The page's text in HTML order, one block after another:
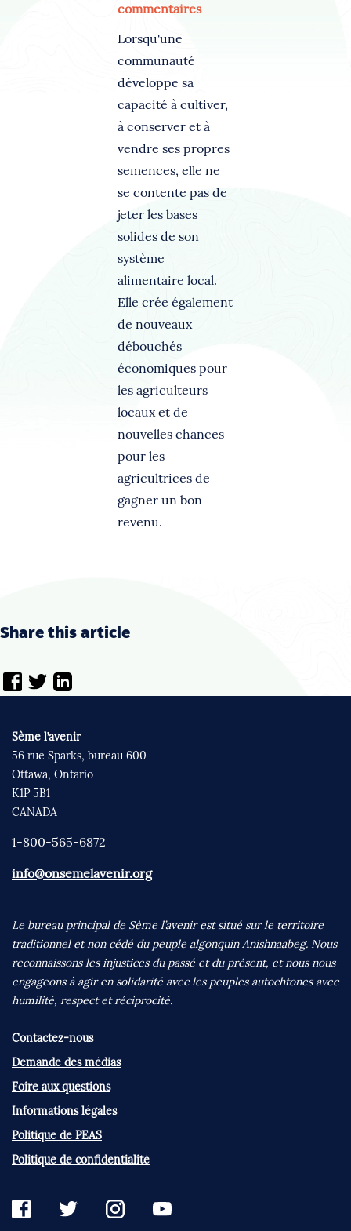
commentaires
Lorsqu'une
communauté
développe sa
capacité à cultiver,
à conserver et à
vendre ses propres
semences, elle ne
se contente pas de
jeter les bases
solides de son
système
alimentaire local.
Elle crée également
de nouveaux
débouchés
économiques pour
les agriculteurs
locaux et de
nouvelles chances
pour les
agricultrices de
gagner un bon
revenu.
Share this article
Sème l’avenir
56 rue Sparks, bureau 600
Ottawa, Ontario
K1P 5B1
CANADA
1-800-565-6872
info@onsemelavenir.org
Le bureau principal de Sème l’avenir est situé sur le territoire
traditionnel et non cédé du peuple algonquin Anishnaabeg. Nous
reconnaissons les injustices du passé et du présent, et nous nous
engageons à agir en solidarité avec les peuples autochtones avec
humilité, respect et réciprocité.
Contactez-nous
Demande des médias
Foire aux questions
Informations légales
Politique de PEAS
Politique de confidentialité